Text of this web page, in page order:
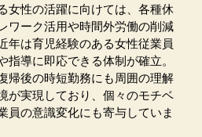
女性の活躍に向けては、各種休
ワーク活用や時間外労働の削減
年は育児経験のある女性従業員
指導に即応できる体制が確立。
帰後の時短勤務にも周囲の理解
が実現しており、個々のモチベ
員の意識変化にも寄与していま